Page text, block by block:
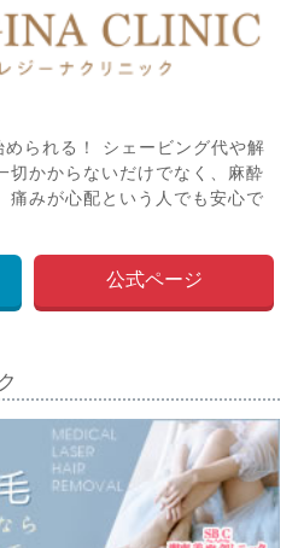
られる！ シェービング代や解
切かからないだけでなく、麻酔
痛みが心配という人でも安心で
公式ページ